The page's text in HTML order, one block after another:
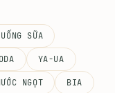
SỮA
YA-UA
NGỌT BIA